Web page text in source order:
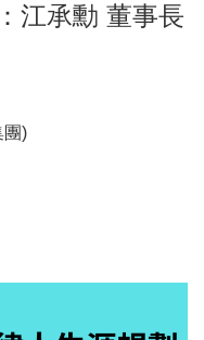
江承勳 董事長
團)